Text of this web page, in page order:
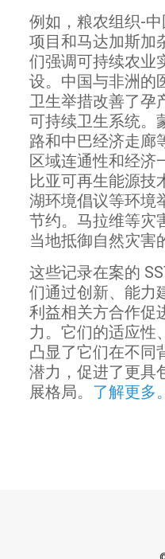
例如，粮农组织-
项目和马达加斯加
们强调可持续农业
设。中国与非洲的
卫生举措改善了孕
可持续卫生系统。
路和中巴经济走廊
区域连通性和经济
比亚可再生能源技
湖环境倡议等环境
节约。马拉维等灾
当地抵御自然灾害
这些记录在案的
们通过创新、能力
利益相关方合作促
力。它们的适应性
凸显了它们在不同
潜力，促进了更具
展格局。 了解更多。